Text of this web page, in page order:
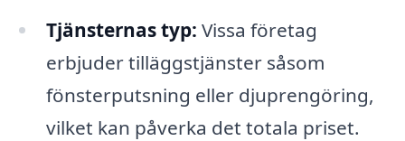
Tjänsternas typ: Vissa företag
erbjuder tilläggstjänster såsom
fönsterputsning eller djuprengöring,
vilket kan påverka det totala priset.